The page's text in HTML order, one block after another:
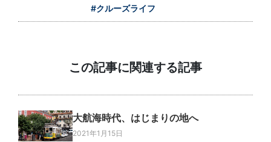
#クルーズライフ
この記事に関連する記事
大航海時代、はじまりの地へ
2021年1月15日